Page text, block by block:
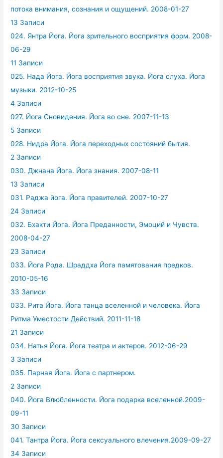
потока внимания, сознания и ощущений. 2008-01-27
13 Записи
024. Янтра Йога. Йога зрительного восприятия форм. 2008-
06-29
11 Записи
025. Нада Йога. Йога восприятия звука. Йога слуха. Йога
музыки. 2012-10-25
4 Записи
027. Йога Сновидения. Йога во сне. 2007-11-13
5 Записи
028. Нидра Йога. Йога переходных состояний бытия.
2 Записи
030. Джнана Йога. Йога знания. 2007-08-11
13 Записи
031. Раджа йога. Йога правителей. 2007-10-27
24 Записи
032. Бхакти Йога. Йога Преданности, Эмоций и Чувств.
2008-04-27
23 Записи
033. Йога Рода. Шраддха Йога памятования предков.
2010-05-16
33 Записи
033. Рита Йога. Йога танца вселенной и человека. Йога
Ритма Уместости Действий. 2011-11-18
21 Записи
034. Натья Йога. Йога театра и актеров. 2012-06-29
3 Записи
035. Парная Йога. Йога с партнером.
2 Записи
040. Йога Влюбленности. Йога подарка вселенной.2009-
09-11
30 Записи
041. Тантра Йога. Йога сексуального влечения.2009-09-27
34 Записи